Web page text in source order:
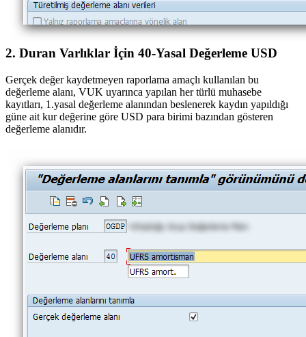
2. Duran Varlıklar İçin 40-Yasal Değerleme USD
Gerçek değer kaydetmeyen raporlama amaçlı kullanılan bu
değerleme alanı, VUK uyarınca yapılan her türlü muhasebe
kayıtları, 1.yasal değerleme alanından beslenerek kaydın yapıldığı
güne ait kur değerine göre USD para birimi bazından gösteren
değerleme alanıdır.